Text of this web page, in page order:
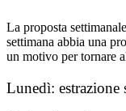
La proposta
settimana abbia una
un motivo per tornare
Lunedì: estrazione